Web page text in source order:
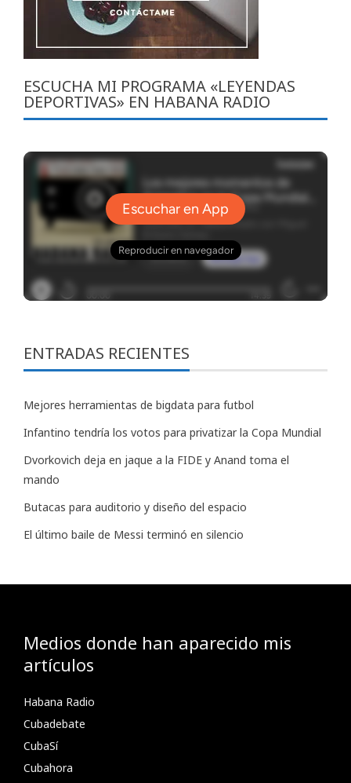
ESCUCHA MI PROGRAMA «LEYENDAS
DEPORTIVAS» EN HABANA RADIO
ENTRADAS RECIENTES
Mejores herramientas de bigdata para futbol
Infantino tendría los votos para privatizar la Copa Mundial
Dvorkovich deja en jaque a la FIDE y Anand toma el
mando
Butacas para auditorio y diseño del espacio
El último baile de Messi terminó en silencio
Medios donde han aparecido mis
artículos
Habana Radio
Cubadebate
CubaSí
Cubahora